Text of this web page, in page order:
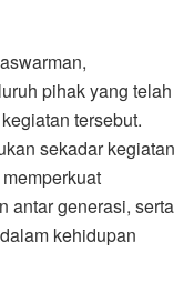
pihak yang telah
tersebut.
sekadar kegiatan
antar generasi, serta
kehidupan